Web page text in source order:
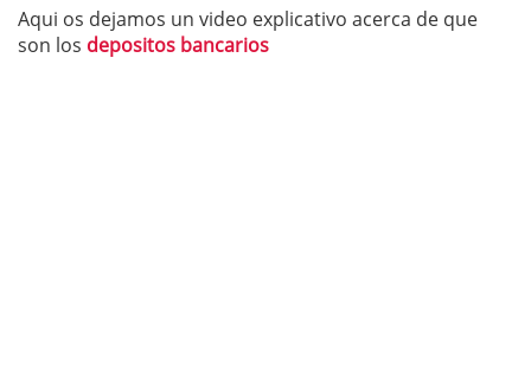
Aqui os dejamos un video explicativo acerca de que
son los depositos bancarios